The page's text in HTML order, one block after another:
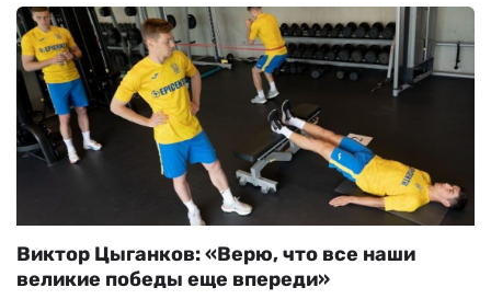
Виктор Цыганков: «Верю, что все наши
великие победы еще впереди»